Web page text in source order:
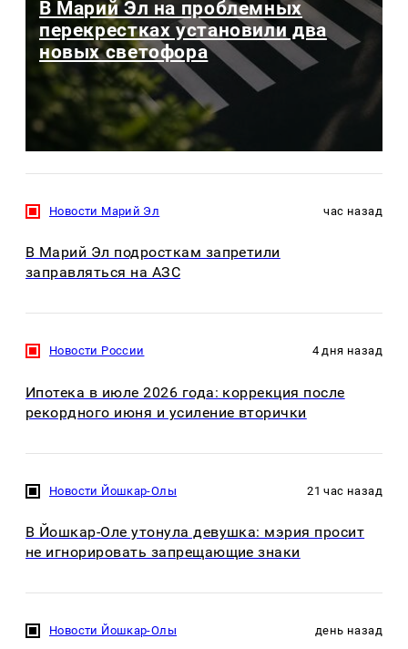
В Марий Эл на проблемных
перекрестках установили два
новых светофора
Новости Марий Эл час назад
В Марий Эл подросткам запретили
заправляться на АЗС
Новости России 4 дня назад
Ипотека в июле 2026 года: коррекция после
рекордного июня и усиление вторички
Новости Йошкар-Олы 21 час назад
В Йошкар-Оле утонула девушка: мэрия просит
не игнорировать запрещающие знаки
Новости Йошкар-Олы день назад